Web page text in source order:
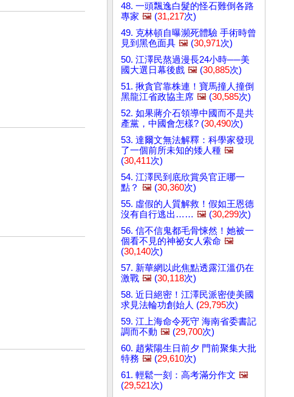
48. 一頭飄逸白髮的怪石難倒各路
專家 🖼️ (31,217次)
49. 克林頓自曝瀕死體驗 手術時曾
見到黑色面具 🖼️ (30,971次)
50. 江澤民熬過漫長24小時──美
國大選日幕後戲 🖼️ (30,885次)
51. 揪貪官靠株連！寶馬撞人撞倒
黑龍江省政協主席 🖼️ (30,585次)
52. 如果蔣介石領導中國而不是共
產黨，中國會怎樣? (30,490次)
53. 達爾文無法解釋：科學家發現
了一個前所未知的矮人種 🖼️
(30,411次)
54. 江澤民到底欣賞吳官正哪一
點？ 🖼️ (30,360次)
55. 虛假的人質解救！假如王恩德
沒有自行逃出…… 🖼️ (30,299次)
56. 信不信鬼都毛骨悚然！她被一
個看不見的神祕女人索命 🖼️
(30,140次)
57. 新華網以此焦點透露江溫仍在
激戰 🖼️ (30,118次)
58. 近日絕密！江澤民派密使美國
求見法輪功創始人 (29,795次)
59. 江上海命令死守 海南省委書記
調而不動 🖼️ (29,700次)
60. 趙紫陽生日前夕 門前聚集大批
特務 🖼️ (29,610次)
61. 輕鬆一刻：高考滿分作文 🖼️
(29,521次)